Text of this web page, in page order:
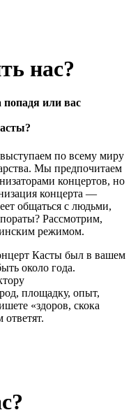
нас?
или вас
по всему миру
Мы предпочитаем
концертов, но
концерта —
общаться с людьми,
Рассмотрим,
режимом.
Касты был в вашем
около года.
площадку, опыт,
«здоров, скока